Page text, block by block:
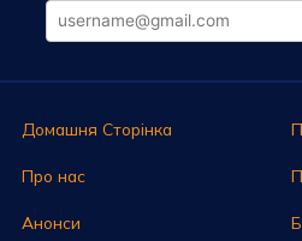
Домашня Сторінка
Про нас
Анонси